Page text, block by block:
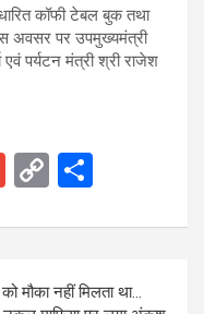
कॉफी टेबल बुक तथा
अवसर पर उपमुख्यमंत्री
पर्यटन मंत्री श्री राजेश
G
ail
C
py
Li
ar
मौका नहीं मिलता था…